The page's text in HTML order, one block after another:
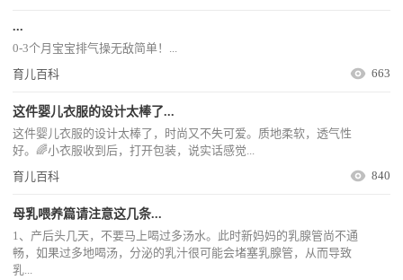
...
0-3个月宝宝排气操无敌简单！...
育儿百科
663
这件婴儿衣服的设计太棒了...
这件婴儿衣服的设计太棒了，时尚又不失可爱。质地柔软，透气性
好。🌈小衣服收到后，打开包装，说实话感觉...
育儿百科
840
母乳喂养篇请注意这几条...
1、产后头几天，不要马上喝过多汤水。此时新妈妈的乳腺管尚不通
畅，如果过多地喝汤，分泌的乳汁很可能会堵塞乳腺管，从而导致
乳...